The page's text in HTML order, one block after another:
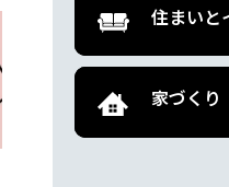
住まいと
家づくり